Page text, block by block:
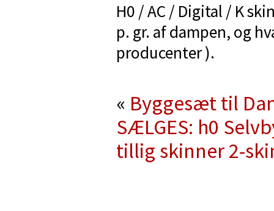
H0 / AC / Digital / K
p. gr. af dampen, og
producenter ).
« Byggesæt til
SÆLGES: h0
tillig skinner 2-